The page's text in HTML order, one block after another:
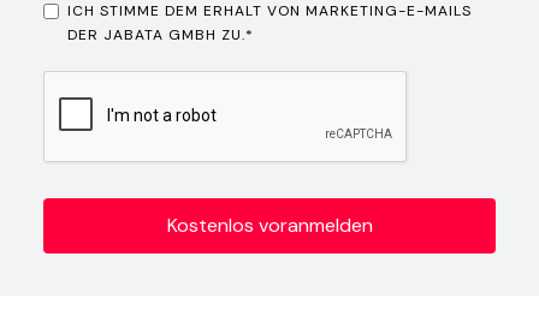
ICH STIMME DEM ERHALT VON MARKETING-E-MAILS
DER JABATA GMBH ZU.*